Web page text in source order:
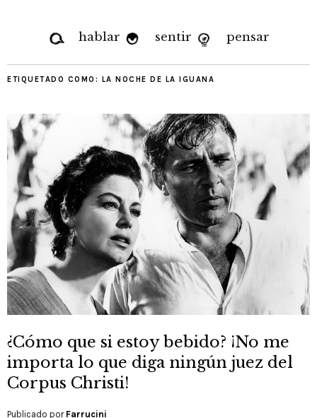
hablar sentir pensar
ETIQUETADO COMO: LA NOCHE DE LA IGUANA
¿Cómo que si estoy bebido? ¡No me
importa lo que diga ningún juez del
Corpus Christi!
Publicado por Farrucini